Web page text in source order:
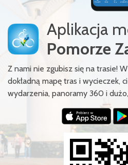
Aplikacja
Pomorze
Z nami nie zgubisz się na trasie!
dokładną mapę tras i wycieczek,
wydarzenia, panoramy 360 i